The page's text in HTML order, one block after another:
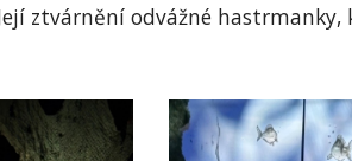
ztvárnění odvážné